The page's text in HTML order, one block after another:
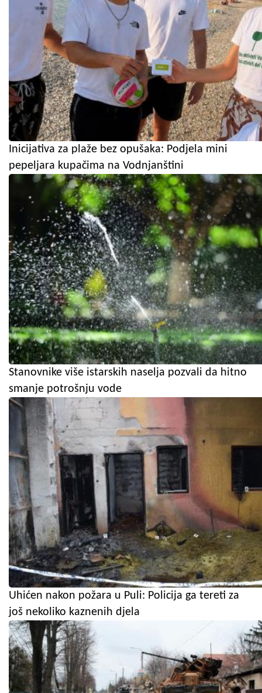
Inicijativa za plaže bez opušaka: Podjela mini
pepeljara kupačima na Vodnjanštini
Stanovnike više istarskih naselja pozvali da hitno
smanje potrošnju vode
Uhićen nakon požara u Puli: Policija ga tereti za
još nekoliko kaznenih djela